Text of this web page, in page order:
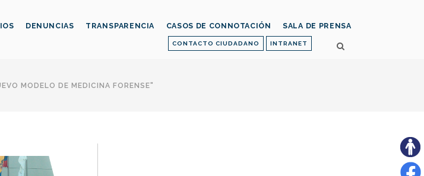
CONTACTO CIUDADANO INTRANET
DENUNCIAS TRANSPARENCIA CASOS DE CONNOTACIÓN SALA DE PRENSA
MODELO DE MEDICINA FORENSE"